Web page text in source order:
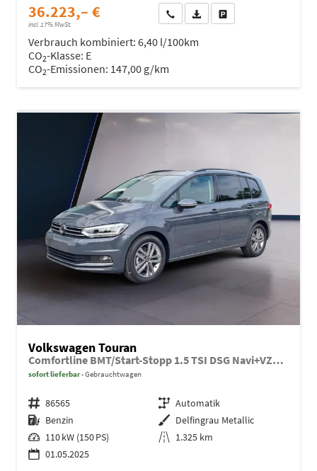
36.223,– €
incl. 17% MwSt.
Wir rufen Sie anFahrzeugexposé (PDF)
Verbrauch kombiniert: 6,40 l/100km
CO2-Klasse: E
CO2-Emissionen: 147,00 g/km
Volkswagen Touran
Comfortline BMT/Start-Stopp 1.5 TSI DSG Navi+VZE 7-Sitze
sofort lieferbar Gebrauchtwagen
Fahrzeugnr. 86565 Getriebe Automatik
Kraftstoff Benzin Außenfarbe Delfingrau Metallic
Leistung 110 kW (150 PS) Kilometerstand 1.325 km
01.05.2025